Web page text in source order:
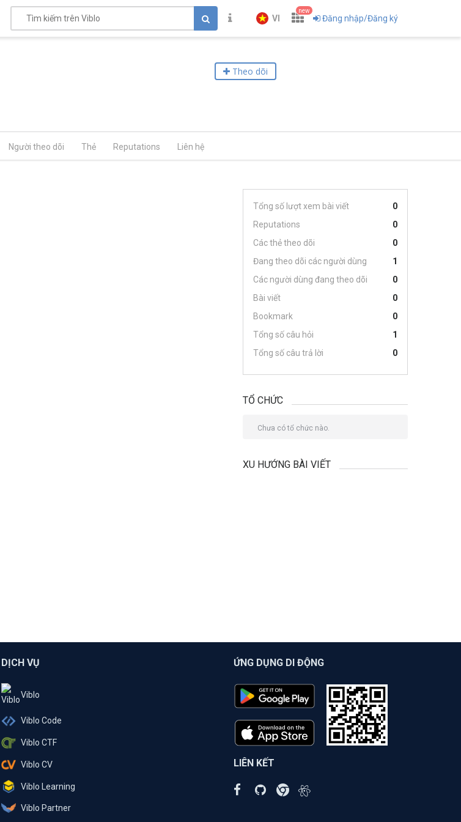
VI
new
Đăng nhập/Đăng ký
Theo dõi
Người theo dõi Thẻ Reputations Liên hệ
Tổng số lượt xem bài viết
0
Reputations
0
Các thẻ theo dõi
0
Đang theo dõi các người dùng
1
Các người dùng đang theo dõi
0
Bài viết
0
Bookmark
0
Tổng số câu hỏi
1
Tổng số câu trả lời
0
TỔ CHỨC
Chưa có tổ chức nào.
XU HƯỚNG BÀI VIẾT
DỊCH VỤ
Viblo
Viblo Code
Viblo CTF
Viblo CV
Viblo Learning
Viblo Partner
ỨNG DỤNG DI ĐỘNG
LIÊN KẾT